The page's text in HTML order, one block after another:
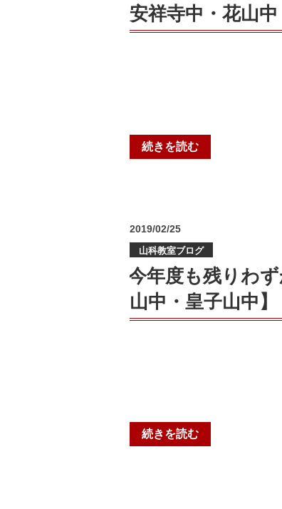
小・
北
向
け
パ
ー
安祥寺中・花山
“キ
ッ
頑
張
っ
て
い
ま
東
野
続きを読む
投
2019/02/25
山科教室ブログ
今年度も残りわ
山中・皇子山中】
“今
年
続きを読む